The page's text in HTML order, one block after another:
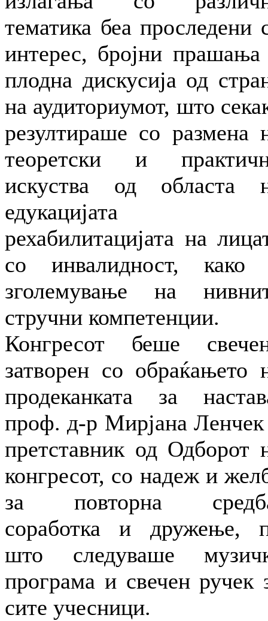
тематика беа проследени
интерес, бројни
плодна дискусија од
на аудиториумот, што
резултираше со размена
теоретски и
искуства од областа
едукацијата
рехабилитацијата на
со инвалидност, како
зголемување на
стручни компетенции.
Конгресот беше
затворен со обраќањето
продеканката за
проф. д-р Мирјана
претставник од Одборот
конгресот, со надеж и
за повторна
соработка и дружење,
што следуваше
програма и свечен ручек
сите учесници.